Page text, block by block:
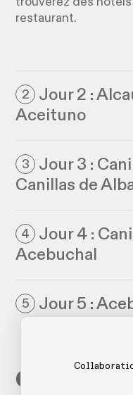
restaurant.
2
Jour 2 :
Aceituno
3
Jour 3 :
Canillas de
4
Jour 4 :
Acebuchal
5 Jour 5 :
Comment